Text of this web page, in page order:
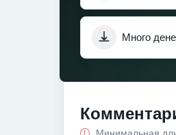
Много
Минимальная